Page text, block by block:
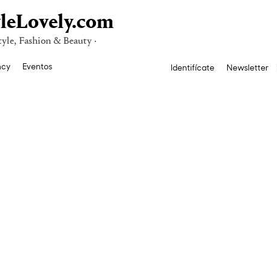
Fashion & Beauty ·
Eventos Identifícate Newsletter